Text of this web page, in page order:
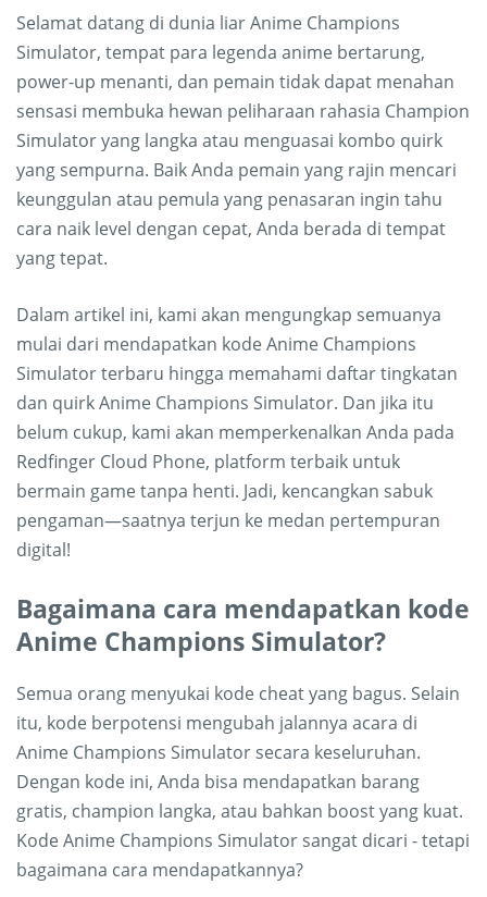
Selamat datang di dunia liar Anime Champions
Simulator, tempat para legenda anime bertarung,
power-up menanti, dan pemain tidak dapat menahan
sensasi membuka hewan peliharaan rahasia Champion
Simulator yang langka atau menguasai kombo quirk
yang sempurna. Baik Anda pemain yang rajin mencari
keunggulan atau pemula yang penasaran ingin tahu
cara naik level dengan cepat, Anda berada di tempat
yang tepat.
Dalam artikel ini, kami akan mengungkap semuanya
mulai dari mendapatkan kode Anime Champions
Simulator terbaru hingga memahami daftar tingkatan
dan quirk Anime Champions Simulator. Dan jika itu
belum cukup, kami akan memperkenalkan Anda pada
Redfinger Cloud Phone, platform terbaik untuk
bermain game tanpa henti. Jadi, kencangkan sabuk
pengaman—saatnya terjun ke medan pertempuran
digital!
Bagaimana cara mendapatkan kode
Anime Champions Simulator?
Semua orang menyukai kode cheat yang bagus. Selain
itu, kode berpotensi mengubah jalannya acara di
Anime Champions Simulator secara keseluruhan.
Dengan kode ini, Anda bisa mendapatkan barang
gratis, champion langka, atau bahkan boost yang kuat.
Kode Anime Champions Simulator sangat dicari - tetapi
bagaimana cara mendapatkannya?